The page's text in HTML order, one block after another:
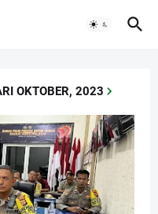
OKTOBER, 2023